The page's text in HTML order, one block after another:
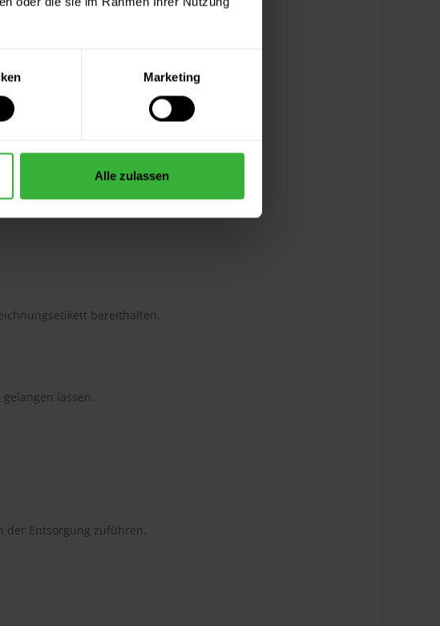
Marketing
Alle zulassen
bereithalten.
lassen.
der Entsorgung zuführen.